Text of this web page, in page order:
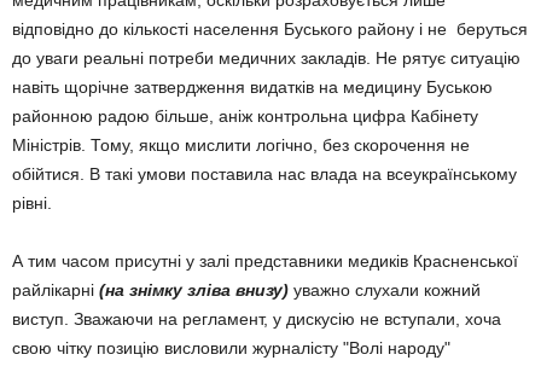
відповідно до кількості населення Буського району і не беруться
до уваги реальні потреби медичних закладів. Не рятує си­туацію
навіть щорічне затвер­дження ви­датків на медицину Буською
районною радою більше, аніж контрольна цифра Кабінету
Міністрів. Тому, якщо мислити логічно, без скорочення не
обійти­ся. В такі умови поставила нас влада на всеукраїнському
рівні.
А тим часом присутні у залі представники медиків Красненської
райлікарні (на знімку зліва внизу) уважно слухали кожний
виступ. Зважаючи на регламент, у дискусію не вступали, хоча
свою чітку позицію висловили журна­лісту "Волі народу"